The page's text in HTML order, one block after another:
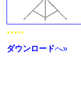
★★★★★
ダウンロードへ»